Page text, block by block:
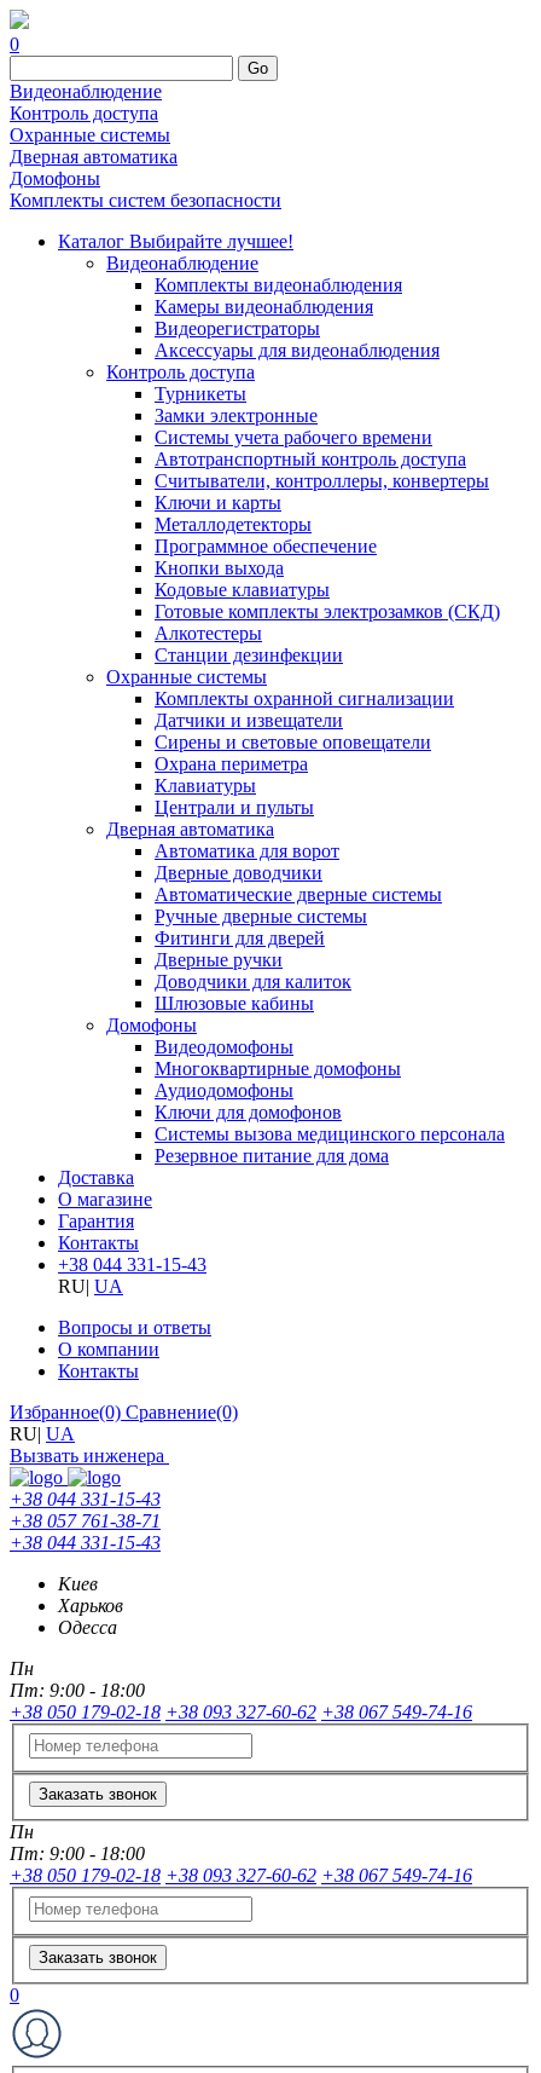
0
Go
Видеонаблюдение
Контроль доступа
Охранные системы
Дверная автоматика
Домофоны
Комплекты систем безопасности
Каталог Выбирайте лучшее!
Видеонаблюдение
Комплекты видеонаблюдения
Камеры видеонаблюдения
Видеорегистраторы
Аксессуары для видеонаблюдения
Контроль доступа
Турникеты
Замки электронные
Системы учета рабочего времени
Автотранспортный контроль доступа
Считыватели, контроллеры, конвертеры
Ключи и карты
Металлодетекторы
Программное обеспечение
Кнопки выхода
Кодовые клавиатуры
Готовые комплекты электрозамков (СКД)
Алкотестеры
Станции дезинфекции
Охранные системы
Комплекты охранной сигнализации
Датчики и извещатели
Сирены и световые оповещатели
Охрана периметра
Клавиатуры
Централи и пульты
Дверная автоматика
Автоматика для ворот
Дверные доводчики
Автоматические дверные системы
Ручные дверные системы
Фитинги для дверей
Дверные ручки
Доводчики для калиток
Шлюзовые кабины
Домофоны
Видеодомофоны
Многоквартирные домофоны
Аудиодомофоны
Ключи для домофонов
Системы вызова медицинского персонала
Резервное питание для дома
Доставка
О магазине
Гарантия
Контакты
+38 044 331-15-43
RU| UA
Вопросы и ответы
О компании
Контакты
Избранное(0) Сравнение(0)
RU| UA
Вызвать инженера
+38 044 331-15-43
+38 057 761-38-71
+38 044 331-15-43
Киев
Харьков
Одесса
Пн
Пт: 9:00 - 18:00
+38 050 179-02-18 +38 093 327-60-62 +38 067 549-74-16
Заказать звонок
Пн
Пт: 9:00 - 18:00
+38 050 179-02-18 +38 093 327-60-62 +38 067 549-74-16
Заказать звонок
0